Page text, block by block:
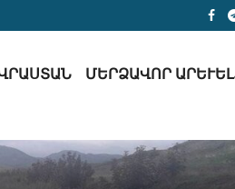
ՄԵՐՁԱՎՈՐ ԱՐԵՒԵԼՔ